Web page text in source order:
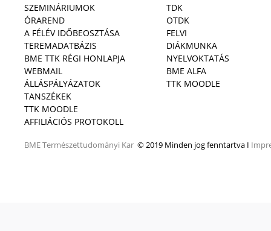
SZEMINÁRIUMOK
ÓRAREND
A FÉLÉV IDŐBEOSZTÁSA
TEREMADATBÁZIS
BME TTK RÉGI HONLAPJA
WEBMAIL
ÁLLÁSPÁLYÁZATOK
TANSZÉKEK
TTK MOODLE
AFFILIÁCIÓS PROTOKOLL
BMETermészettudományi Kar © 2019 Minden jog fenntartva I
TDK
OTDK
FELVI
DIÁKMUNKA
NYELVOKTATÁS
BME ALFA
TTK MOODLE